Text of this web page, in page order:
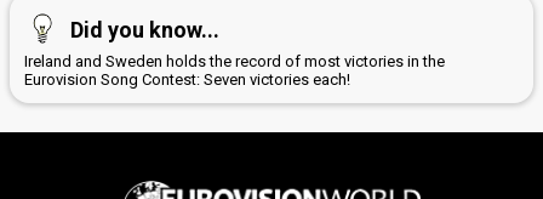
Did you know...
Ireland and Sweden holds the record of most victories in the
Eurovision Song Contest: Seven victories each!